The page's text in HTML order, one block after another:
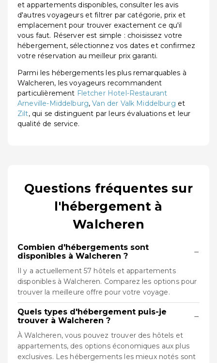
et appartements disponibles, consulter les avis
d'autres voyageurs et filtrer par catégorie, prix et
emplacement pour trouver exactement ce qu'il
vous faut. Réserver est simple : choisissez votre
hébergement, sélectionnez vos dates et confirmez
votre réservation au meilleur prix garanti.
Parmi les hébergements les plus remarquables à
Walcheren, les voyageurs recommandent
particulièrement Fletcher Hotel-Restaurant
Arneville-Middelburg,Van der Valk Middelburg et
Zilt, qui se distinguent par leurs évaluations et leur
qualité de service.
Questions fréquentes sur
l'hébergement à
Walcheren
Combien d'hébergements sont
disponibles à Walcheren ?
−
Il y a actuellement 57 hôtels et appartements
disponibles à Walcheren. Comparez les options pour
trouver la meilleure offre pour votre voyage.
Quels types d'hébergement puis-je
trouver à Walcheren ?
−
À Walcheren, vous pouvez trouver des hôtels et
appartements, des options économiques aux plus
exclusives. Les hébergements les mieux notés sont